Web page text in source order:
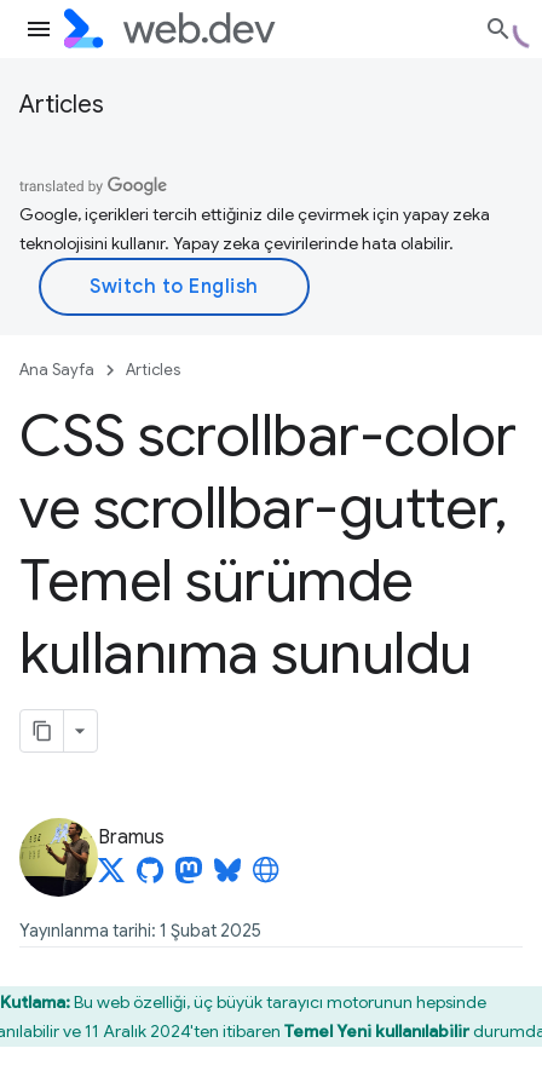
Articles
Google, içerikleri tercih ettiğiniz dile çevirmek için yapay zeka
teknolojisini kullanır. Yapay zeka çevirilerinde hata olabilir.
Ana Sayfa Articles
CSS scrollbar-color
ve scrollbar-gutter,
Temel sürümde
kullanıma sunuldu
Bramus
Yayınlanma tarihi: 1 Şubat 2025
Kutlama:Bu web özelliği, üç büyük tarayıcı motorunun hepsinde
ve 11 Aralık 2024'ten itibaren Temel Yeni kullanılabilir